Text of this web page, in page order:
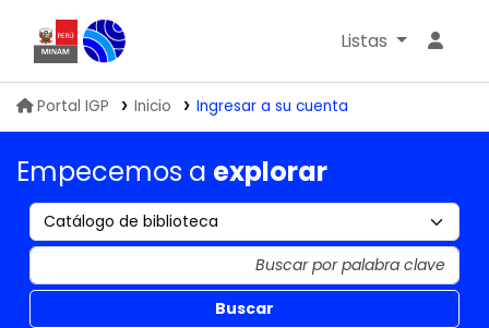
Biblioteca IGP
Listas
Portal IGP Inicio Ingresar a su cuenta
Empecemos a explorar
Buscar